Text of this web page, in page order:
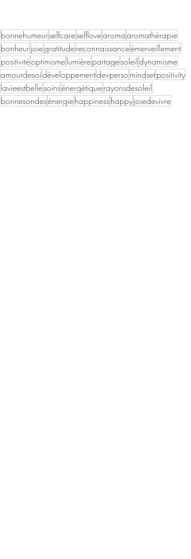
bonnehumeurselfcareselflovearomaaromathérapie
bonheurjoiegratitudereconnaissanceémerveillement
positivitéoptimisme lumièrepartagesoleil dynamisme
amourdesoidéveloppementdevpersomindsetpositivity
lavieestbellesoinsénergétiquerayonsdesoleil
bonnesondesénergiehappinesshappyjoiedevivre